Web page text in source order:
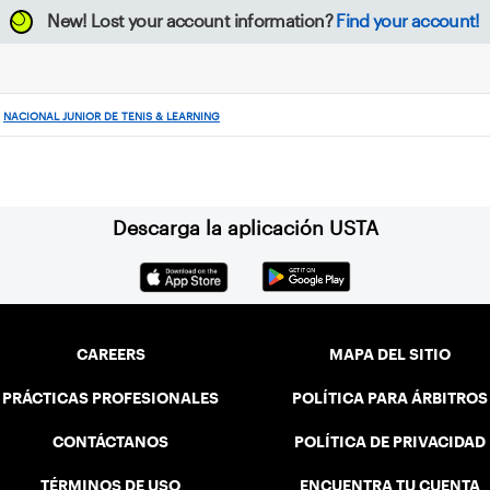
New! Lost your account information? Find your account!
NACIONAL JUNIOR DE TENIS & LEARNING
Descarga la aplicación USTA
CAREERS
PRÁCTICAS PROFESIONALES
CONTÁCTANOS
TÉRMINOS DE USO
MAPA DEL SITIO
POLÍTICA PARA ÁRBITROS
POLÍTICA DE PRIVACIDAD
ENCUENTRA TU CUENTA